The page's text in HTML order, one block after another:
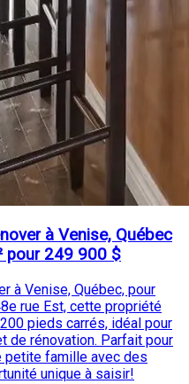
à Venise, Québec
pour 249 900 $
à Venise, Québec, pour
rue Est, cette propriété
pieds carrés, idéal pour
de rénovation. Parfait pour
petite famille avec des
unique à saisir!